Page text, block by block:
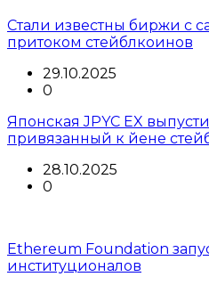
Стали известны биржи с
притоком стейблкоинов
29.10.2025
0
Японская JPYC EX
привязанный к йене
28.10.2025
0
Ethereum Foundation
институционалов